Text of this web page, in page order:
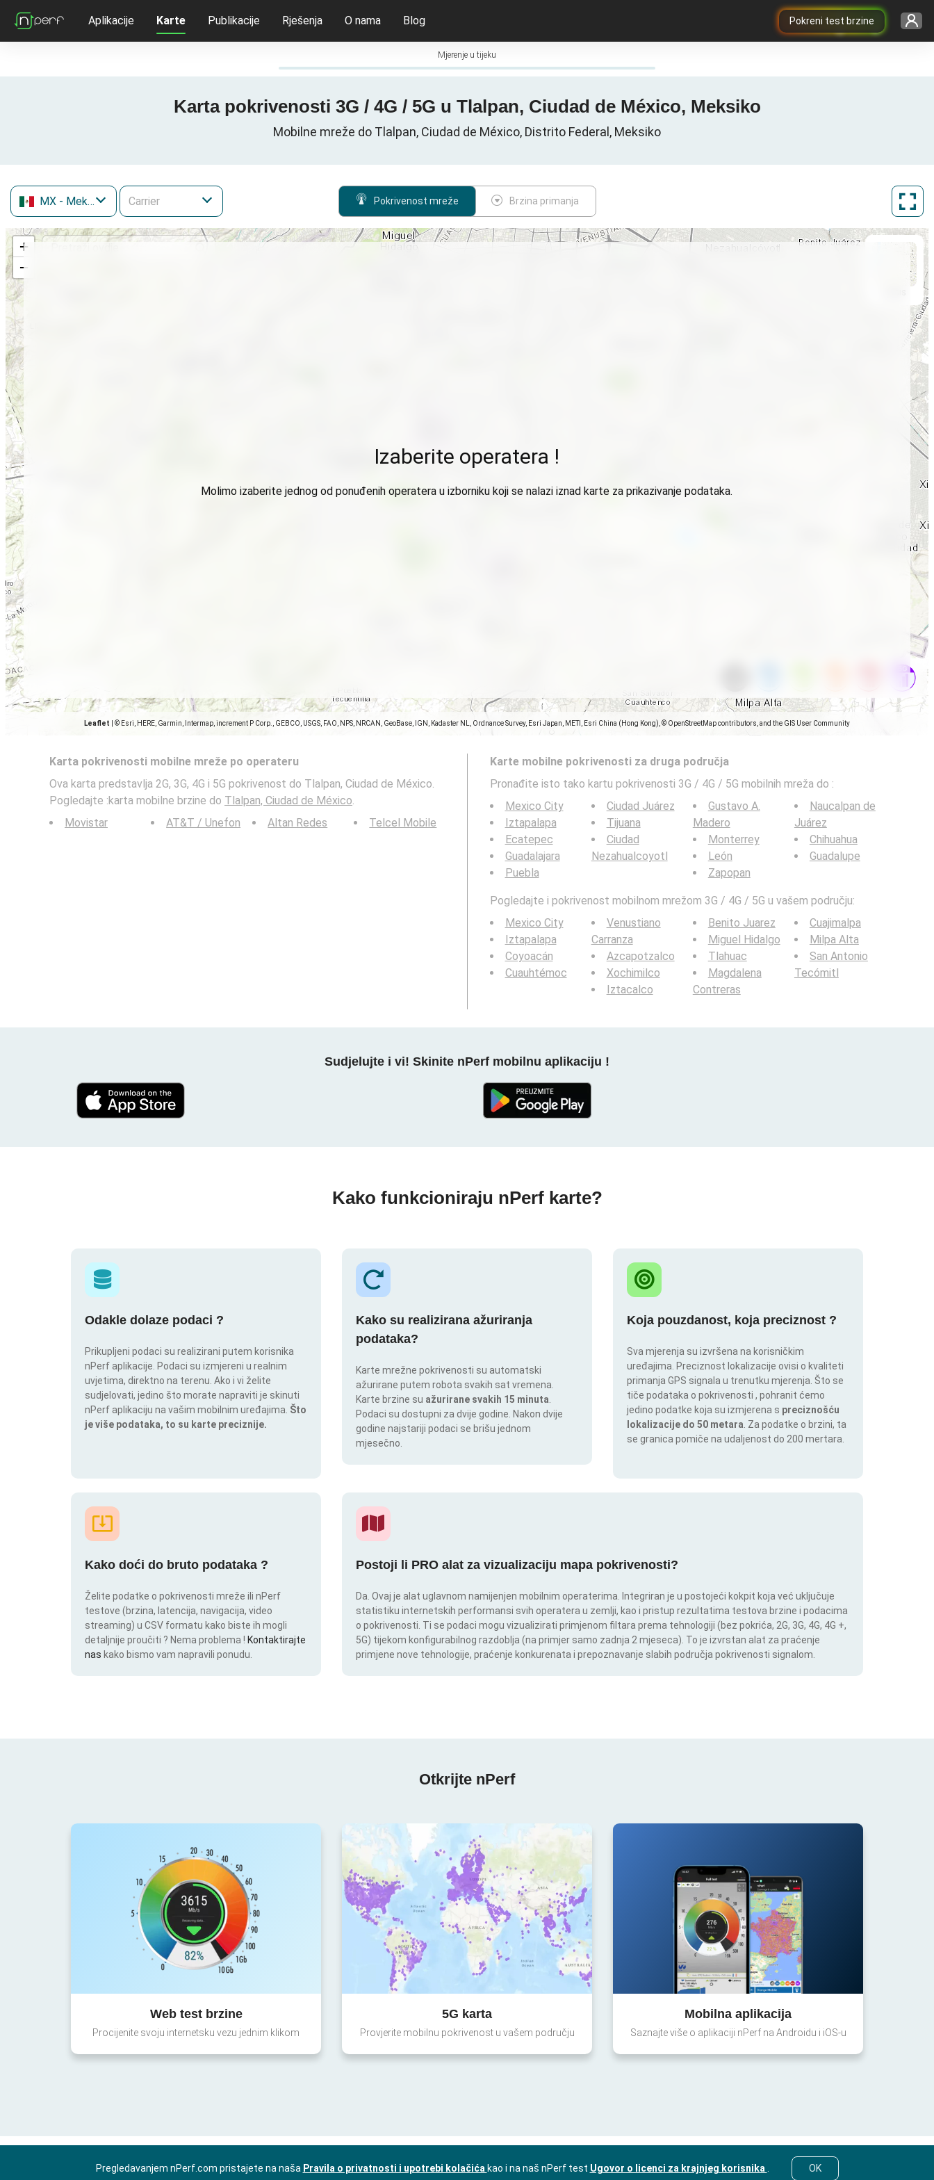
Pokreni test brzine
Aplikacije Karte Publikacije Rješenja O nama Blog
Mjerenje u tijeku
Karta pokrivenosti 3G / 4G / 5G u Tlalpan, Ciudad de México, Meksiko
Mobilne mreže do Tlalpan, Ciudad de México, Distrito Federal, Meksiko
MX - Meksiko Pokrivenost mreže Brzina primanja
+
−
Leaflet © Esri, HERE, Garmin, Intermap, increment P Corp., GEBCO, USGS, FAO, NPS, NRCAN, GeoBase, IGN, Kadaster NL, Ordnance Survey, Esri Japan, METI, Esri China (Hong Kong), © OpenStreetMap contributors, and the GIS User Community
Izaberite operatera !
Molimo izaberite jednog od ponuđenih operatera u izborniku koji se nalazi iznad karte za prikazivanje podataka.
Karta pokrivenosti mobilne mreže po operateru
Ova karta predstavlja 2G, 3G, 4G i 5G pokrivenost do Tlalpan, Ciudad de México.
Pogledajte :karta mobilne brzine do Tlalpan, Ciudad de México.
Movistar
AT&T / Unefon Altan Redes Telcel Mobile
Karte mobilne pokrivenosti za druga područja
Pronađite isto tako kartu pokrivenosti 3G / 4G / 5G mobilnih mreža do :
Mexico City
Iztapalapa
Ecatepec
Guadalajara
Puebla
Ciudad Juárez
Tijuana
Ciudad
Nezahualcoyotl
Gustavo A.
Madero
Monterrey
León
Zapopan
Naucalpan de
Juárez
Chihuahua
Guadalupe
Pogledajte i pokrivenost mobilnom mrežom 3G / 4G / 5G u vašem području:
Mexico City
Iztapalapa
Coyoacán
Cuauhtémoc
Venustiano
Carranza
Azcapotzalco
Xochimilco
Iztacalco
Benito Juarez
Miguel Hidalgo
Tlahuac
Magdalena
Contreras
Cuajimalpa
Milpa Alta
San Antonio
Tecómitl
Sudjelujte i vi! Skinite nPerf mobilnu aplikaciju !
Kako funkcioniraju nPerf karte?
Odakle dolaze podaci ?
Prikupljeni podaci su realizirani putem korisnika
nPerf aplikacije. Podaci su izmjereni u realnim
uvjetima, direktno na terenu. Ako i vi želite
sudjelovati, jedino što morate napraviti je skinuti
nPerf aplikaciju na vašim mobilnim uređajima. Što
je više podataka, to su karte preciznije.
Kako su realizirana ažuriranja
podataka?
Karte mrežne pokrivenosti su automatski
ažurirane putem robota svakih sat vremena.
Karte brzine su ažurirane svakih 15 minuta
Podaci su dostupni za dvije godine. Nakon dvije
godine najstariji podaci se brišu jednom
mjesečno.
Koja pouzdanost, koja preciznost ?
Sva mjerenja su izvršena na korisničkim
uređajima. Preciznost lokalizacije ovisi o kvaliteti
primanja GPS signala u trenutku mjerenja. Što se
tiče podataka o pokrivenosti , pohranit ćemo
jedino podatke koja su izmjerena s preciznošću
lokalizacije do 50 metara . Za podatke o brzini, ta
se granica pomiče na udaljenost do 200 mertara.
Kako doći do bruto podataka ?
Želite podatke o pokrivenosti mreže ili nPerf
testove (brzina, latencija, navigacija, video
streaming) u CSV formatu kako biste ih mogli
detaljnije proučiti ? Nema problema ! Kontaktirajte
nas kako bismo vam napravili ponudu.
Postoji li PRO alat za vizualizaciju mapa pokrivenosti?
Da. Ovaj je alat uglavnom namijenjen mobilnim operaterima. Integriran je u postojeći kokpit koja već uključuje
statistiku internetskih performansi svih operatera u zemlji, kao i pristup rezultatima testova brzine i podacima
o pokrivenosti. Ti se podaci mogu vizualizirati primjenom filtara prema tehnologiji (bez pokrića, 2G, 3G, 4G, 4G +,
5G) tijekom konfigurabilnog razdoblja (na primjer samo zadnja 2 mjeseca). To je izvrstan alat za praćenje
primjene nove tehnologije, praćenje konkurenata i prepoznavanje slabih područja pokrivenosti signalom.
Otkrijte nPerf
Web test brzine
Procijenite svoju internetsku vezu jednim klikom
5G karta
Provjerite mobilnu pokrivenost u vašem području
Mobilna aplikacija
Saznajte više o aplikaciji nPerf na Androidu i iOS-u
Pregledavanjem nPerf.com pristajete na naša Pravila o privatnosti i upotrebi kolačića kao i na naš nPerf test Ugovor o licenci za krajnjeg korisnika OK